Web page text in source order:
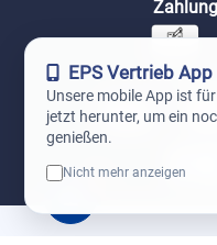
Unsere
EPS Vertrieb App
Unsere mobile App ist
jetzt herunter, um ein
genießen.
Nicht mehr anzeigen